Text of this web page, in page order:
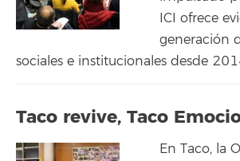
ICI ofrece
generación
sociales e institucionales desde
Taco revive, Taco
En Taco, la